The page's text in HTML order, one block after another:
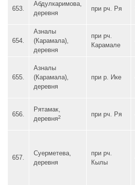
653.
Абдулкаримова,
деревня
при рч. Ря
654.
Азналы
(Карамала),
деревня
при рч.
Карамале
655.
Азналы
(Карамала),
деревня
при р. Ике
656.
Рятамак,
деревня2 при рч. Ря
657.
Суерметева,
деревня
при рч.
Кылы